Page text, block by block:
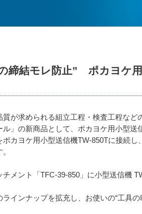
締結モレ防止” ポカヨケ
が求められる組立工程・検査工程な
」の新商品として、ポカヨケ用小型送
カヨケ用小型送信機TW-850Tに接続
メント「TFC-39-850」に小型送信機
インナップを拡充し、お使いの“工具